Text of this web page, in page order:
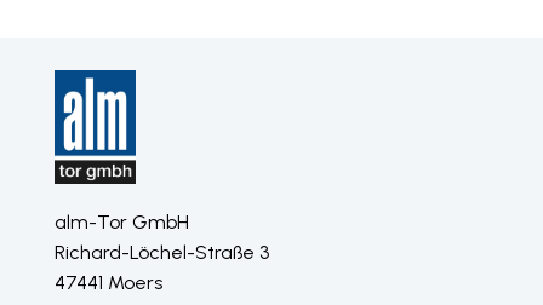
alm-Tor GmbH
Richard-Löchel-Straße 3
47441 Moers